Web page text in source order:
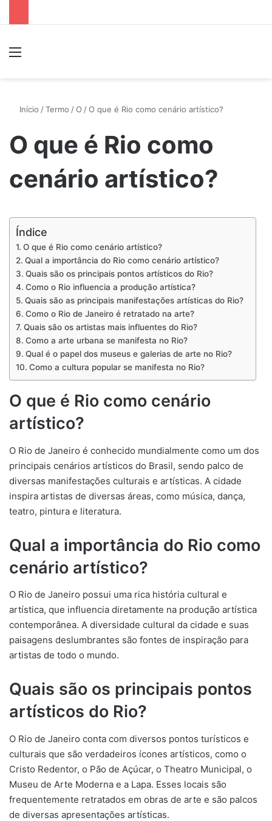
Início /Termo /O /O que é Rio como cenário artístico?
O que é Rio como
cenário artístico?
Índice
O que é Rio como cenário artístico?
Qual a importância do Rio como cenário artístico?
Quais são os principais pontos artísticos do Rio?
Como o Rio influencia a produção artística?
Quais são as principais manifestações artísticas do Rio?
Como o Rio de Janeiro é retratado na arte?
Quais são os artistas mais influentes do Rio?
Como a arte urbana se manifesta no Rio?
Qual é o papel dos museus e galerias de arte no Rio?
Como a cultura popular se manifesta no Rio?
O que é Rio como cenário
artístico?
O Rio de Janeiro é conhecido mundialmente como um dos
principais cenários artísticos do Brasil, sendo palco de
diversas manifestações culturais e artísticas. A cidade
inspira artistas de diversas áreas, como música, dança,
teatro, pintura e literatura.
Qual a importância do Rio como
cenário artístico?
O Rio de Janeiro possui uma rica história cultural e
artística, que influencia diretamente na produção artística
contemporânea. A diversidade cultural da cidade e suas
paisagens deslumbrantes são fontes de inspiração para
artistas de todo o mundo.
Quais são os principais pontos
artísticos do Rio?
O Rio de Janeiro conta com diversos pontos turísticos e
culturais que são verdadeiros ícones artísticos, como o
Cristo Redentor, o Pão de Açúcar, o Theatro Municipal, o
Museu de Arte Moderna e a Lapa. Esses locais são
frequentemente retratados em obras de arte e são palcos
de diversas apresentações artísticas.